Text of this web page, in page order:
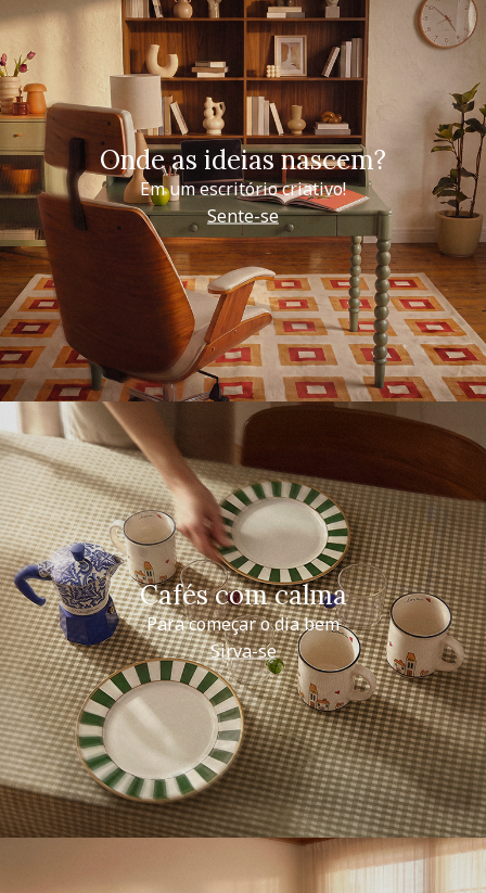
Onde as ideias nascem?
Em um escritório criativo!
Sente-se
Cafés com calma
Para começar o dia bem
Sirva-se